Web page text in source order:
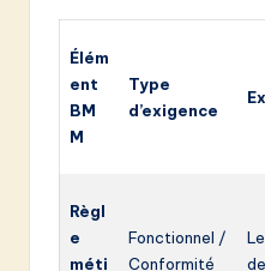
Élém
ent
BM
M
Type
d’exigence
Règl
e
méti
Fonctionnel /
Conformité